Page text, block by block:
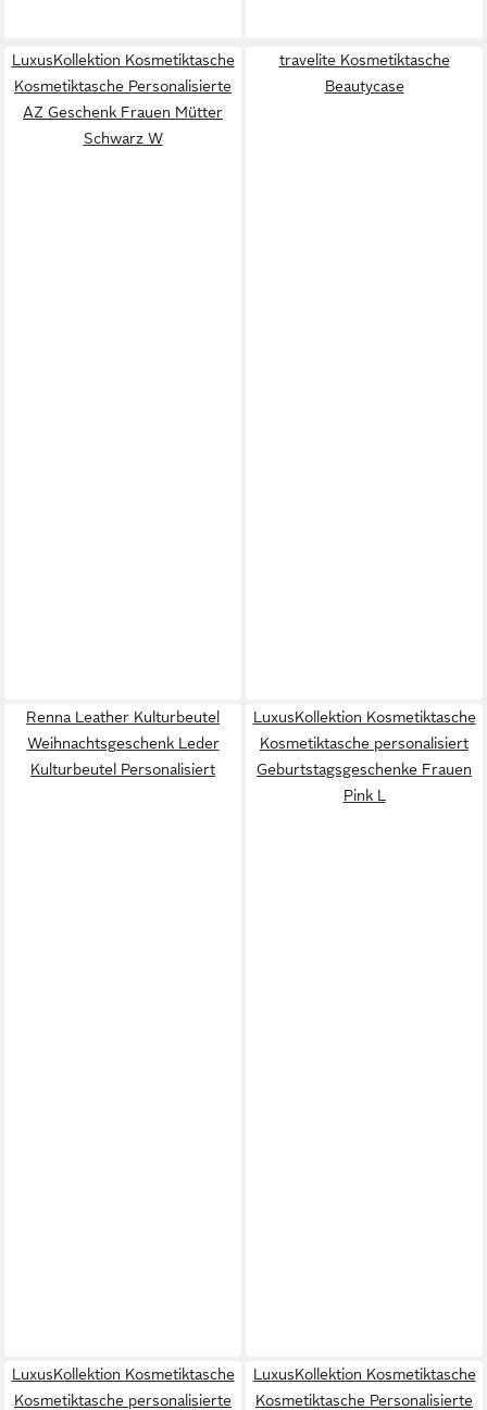
LuxusKollektion Kosmetiktasche
Kosmetiktasche Personalisierte
AZ Geschenk Frauen Mütter
Schwarz W
travelite Kosmetiktasche
Beautycase
Renna Leather Kulturbeutel
Weihnachtsgeschenk Leder
Kulturbeutel Personalisiert
LuxusKollektion Kosmetiktasche
Kosmetiktasche personalisiert
Geburtstagsgeschenke Frauen
Pink L
LuxusKollektion Kosmetiktasche
Kosmetiktasche personalisierte
LuxusKollektion Kosmetiktasche
Kosmetiktasche Personalisierte